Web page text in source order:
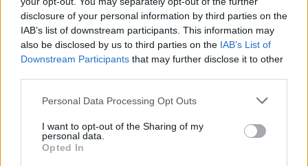
disclosure of your personal information by third parties on the
IAB’s list of downstream participants. This information may
also be disclosed by us to third parties on the IAB’s List of
Downstream Participants that may further disclose it to other
Personal Data Processing Opt Outs
I want to opt-out of the Sharing of my
personal data.
Opted In